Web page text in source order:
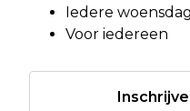
Iedere
Voor iedereen